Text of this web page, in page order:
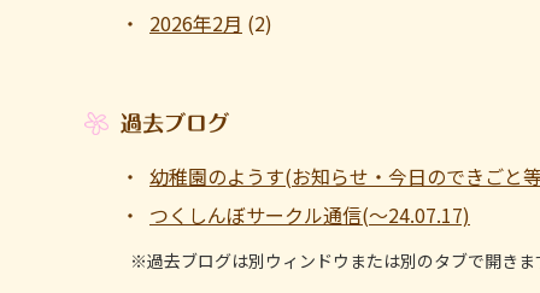
2026年2月 (2)
過去ブログ
幼稚園のようす(お知らせ・今日のできご
つくしんぼサークル通信(～24.07.17)
※過去ブログは別ウィンドウまたは別のタブで開きま